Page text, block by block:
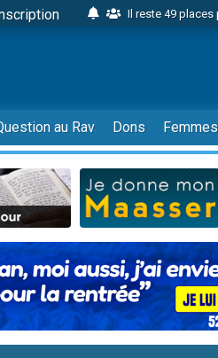
Il reste 49
2 personnes
6 personnes
4 personnes
2 personnes
17 personnes
4 personnes
Il reste 49
Eva vient de donner
4 personnes
3 personnes
Odaya vient de
au Rav Dons Femmes